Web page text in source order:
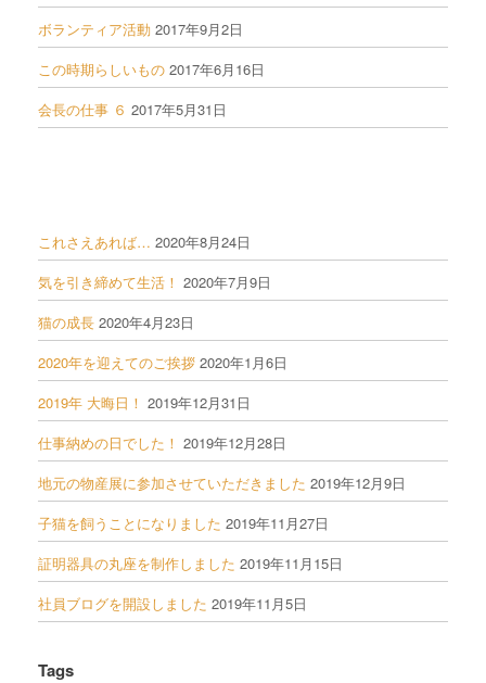
ボランティア活動 2017年9月2日
この時期らしいもの 2017年6月16日
会長の仕事 ６ 2017年5月31日
これさえあれば… 2020年8月24日
気を引き締めて生活！ 2020年7月9日
猫の成長 2020年4月23日
2020年を迎えてのご挨拶 2020年1月6日
2019年 大晦日！ 2019年12月31日
仕事納めの日でした！ 2019年12月28日
地元の物産展に参加させていただきました 2019年12月9日
子猫を飼うことになりました 2019年11月27日
証明器具の丸座を制作しました 2019年11月15日
社員ブログを開設しました 2019年11月5日
Tags